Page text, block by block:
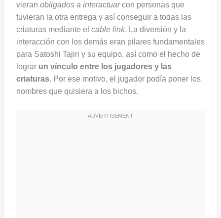
vieran obligados a interactuarcon personas que
tuvieran la otra entrega y así conseguir a todas las
criaturas mediante el cable link. La diversión y la
interacción con los demás eran pilares fundamentales
para Satoshi Tajiri y su equipo, así como el hecho de
lograr un vínculo entre los jugadores y las
criaturas. Por ese motivo, el jugador podía poner los
nombres que quisiera a los bichos.